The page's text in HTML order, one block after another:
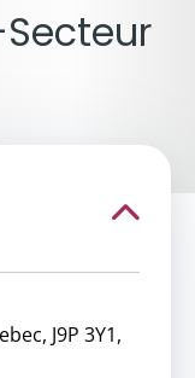
J9P 3Y1,